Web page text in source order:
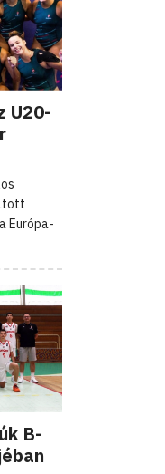
U20-
Európa-
B-